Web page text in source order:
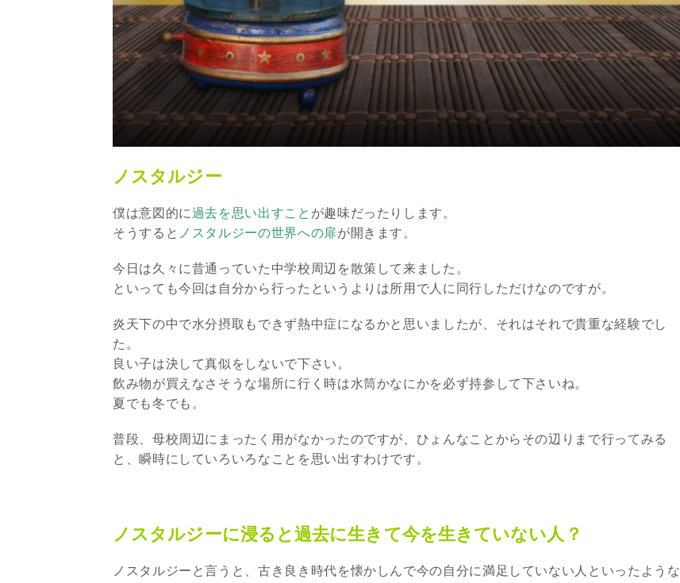
ノスタルジー
僕は意図的に過去を思い出すこと が趣味だったりします。
そうすると ノスタルジーの世界への扉が開きます。
今日は久々に昔通っていた中学校周辺を散策して来ました。
といっても今回は自分から行ったというよりは所用で人に同行しただけなのですが。
炎天下の中で水分摂取もできず熱中症になるかと思いましたが、それはそれで貴重な経験でし
た。
良い子は決して真似をしないで下さい。
飲み物が買えなさそうな場所に行く時は水筒かなにかを必ず持参して下さいね。
夏でも冬でも。
普段、母校周辺にまったく用がなかったのですが、ひょんなことからその辺りまで行ってみる
と、瞬時にしていろいろなことを思い出すわけです。
ノスタルジーに浸ると過去に生きて今を生きていない人？
ノスタルジーと言うと、古き良き時代を懐かしんで今の自分に満足していない人といったような
インタビュー